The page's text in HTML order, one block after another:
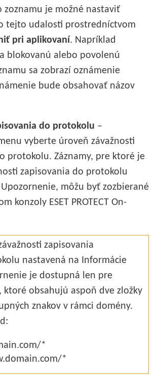
zoznamu je možné nastaviť
tejto udalosti prostredníctvom
pri aplikovaní. Napríklad
blokovanú alebo povolenú
sa zobrazí oznámenie
bude obsahovať názov
do protokolu –
vyberte úroveň závažnosti
protokolu. Záznamy, pre ktoré je
zapisovania do protokolu
môžu byť zozbierané
konzoly ESET PROTECT On-
zapisovania
nastavená na Informácie
je dostupná len pre
ktoré obsahujú aspoň dve zložky
znakov v rámci domény.
*
*